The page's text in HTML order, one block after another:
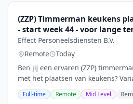
(ZZP) Timmerman keukens
- start week 44 - voor lange
Effect Personeelsdiensten B.V.
Remote
Today
Ben jij een ervaren (ZZP)
met het plaatsen van keukens?
wij vakmensen voor een langdurig
Je nieuwe baanWat ga je allemaal...
Full-time Remote Mid Level